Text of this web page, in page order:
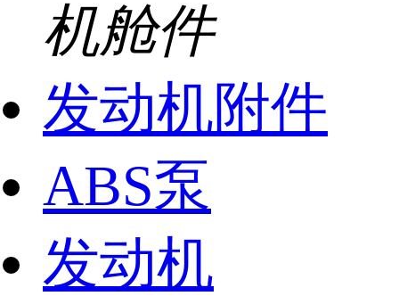
机舱件
发动机附件
ABS泵
发动机